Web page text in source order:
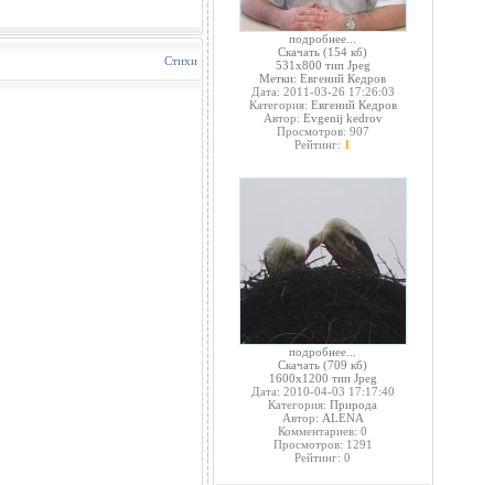
Стихи
подробнее...
Скачать (154 кб)
531x800 тип Jpeg
Метки: Евгений Кедров
Дата: 2011-03-26 17:26:03
Категория: Евгений Кедров
Автор: Evgenij kedrov
Просмотров: 907
Рейтинг: 1
подробнее...
Скачать (709 кб)
1600x1200 тип Jpeg
Дата: 2010-04-03 17:17:40
Категория: Природа
Автор: ALENA
Комментариев: 0
Просмотров: 1291
Рейтинг: 0